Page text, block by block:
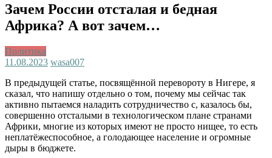
Зачем России отсталая и бедная
Африка? А вот зачем…
Политика
11.08.2023 wasa007
В предыдущей статье, посвящённой перевороту в Нигере, я
сказал, что напишу отдельно о том, почему мы сейчас так
активно пытаемся наладить сотрудничество с, казалось бы,
совершенно отсталыми в технологическом плане странами
Африки, многие из которых имеют не просто нищее, то есть
неплатёжеспособное, а голодающее население и огромные
дыры в бюджете.